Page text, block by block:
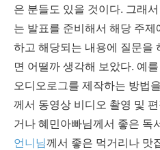
은 분들도 있을 것이다. 그래
는 발표를 준비해서 해당 주
하고 해당되는 내용에 질문을
면 어떨까 생각해 보았다. 예를
오디오로그를 제작하는 방법
께서 동영상 비디오 촬영 및
거나 혜민아빠님께서 좋은 독
언니님께서 좋은 먹거리나 맛